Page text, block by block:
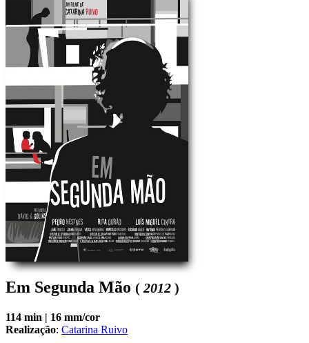
Em Segunda Mão ( 2012 )
114 min | 16 mm/cor
Realização: Catarina Ruivo